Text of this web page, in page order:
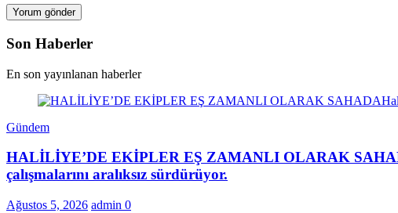
Son Haberler
En son yayınlanan haberler
Gündem
HALİLİYE’DE EKİPLER EŞ ZAMANLI OLARAK
çalışmalarını aralıksız sürdürüyor.
Ağustos 5, 2026 admin 0